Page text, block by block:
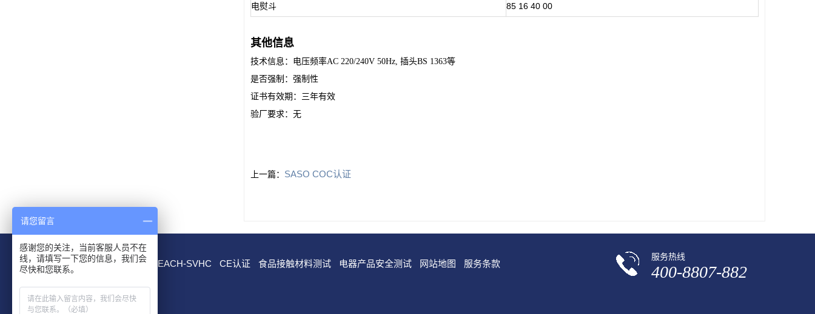
电熨斗 85 16 40 00
其他信息
技术信息：电压频率AC 220/240V 50Hz, 插头BS 1363等
是否强制：强制性
证书有效期：三年有效
验厂要求：无
上一篇： SASO COC认证
RoHS测试 EN 71测试 REACH-SVHC CE认证 食品接触材料测试 电器产品安全测试 网站地图 服务条款
服务热线
400-8807-882
请您留言
感谢您的关注，当前客服人员不在
线，请填写一下您的信息，我们会
尽快和您联系。